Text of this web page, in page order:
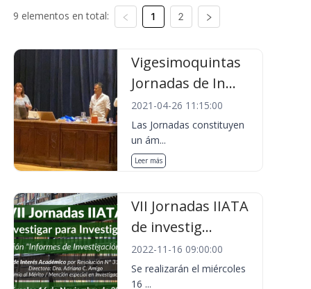
9 elementos en total: 1 2
Vigesimoquintas
Jornadas de In...
2021-04-26 11:15:00
Las Jornadas constituyen
un ám...
Leer más
VII Jornadas IIATA
de investig...
2022-11-16 09:00:00
Se realizarán el miércoles
16 ...